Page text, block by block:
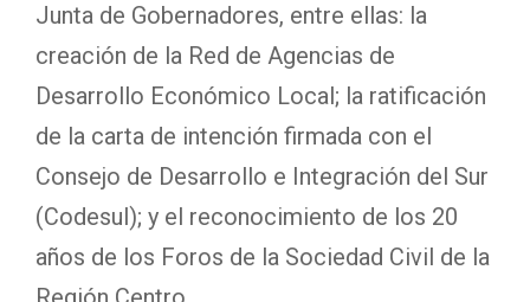
Junta de Gobernadores, entre ellas: la
creación de la Red de Agencias de
Desarrollo Económico Local; la ratificación
de la carta de intención firmada con el
Consejo de Desarrollo e Integración del Sur
(Codesul); y el reconocimiento de los 20
años de los Foros de la Sociedad Civil de la